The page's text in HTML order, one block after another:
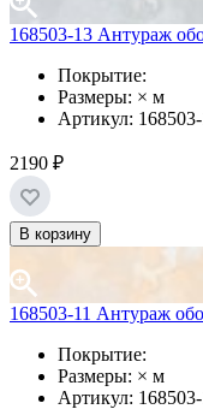
168503-13 Антураж
Покрытие:
Размеры: × м
Артикул:
2190 ₽
В корзину
168503-11 Антураж
Покрытие:
Размеры: × м
Артикул: 168503-